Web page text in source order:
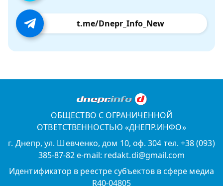
t.me/Dnepr_Info_New
ОБЩЕСТВО С ОГРАНИЧЕННОЙ
ОТВЕТСТВЕННОСТЬЮ «ДНЕПР.ИНФО»
г. Днепр, ул. Шевченко, дом 10, оф. 304 тел. +38 (093)
385-87-82 e-mail: redakt.di@gmail.com
Идентификатор в реестре субъектов в сфере медиа
R40-04805